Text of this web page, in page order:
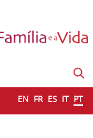
EN FR ES IT PT